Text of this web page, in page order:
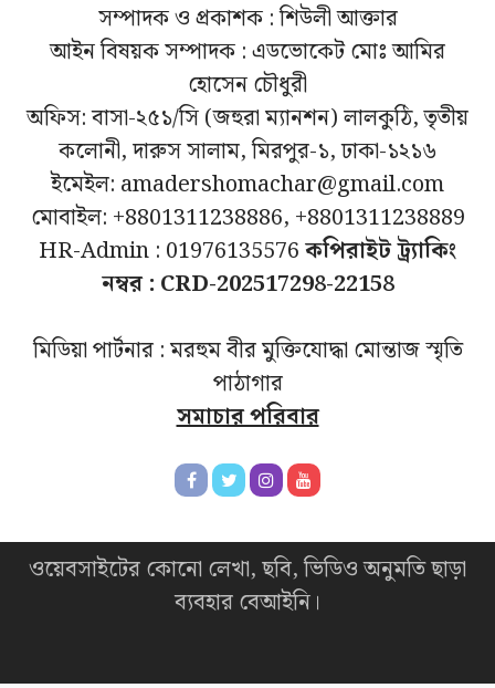
সম্পাদক ও প্রকাশক : শিউলী আক্তার
আইন বিষয়ক সম্পাদক : এডভোকেট মোঃ আমির
হোসেন চৌধুরী
অফিস: বাসা-২৫১/সি (জহুরা ম্যানশন) লালকুঠি, তৃতীয়
কলোনী, দারুস সালাম, মিরপুর-১, ঢাকা-১২১৬
ইমেইল: amadershomachar@gmail.com
মোবাইল: +8801311238886, +8801311238889
HR-Admin : 01976135576কপিরাইট ট্র্যাকিং
নম্বর : CRD-202517298-22158
মিডিয়া পার্টনার : মরহুম বীর মুক্তিযোদ্ধা মোন্তাজ স্মৃতি
পাঠাগার
সমাচার পরিবার
ওয়েবসাইটের কোনো লেখা, ছবি, ভিডিও অনুমতি ছাড়া
ব্যবহার বেআইনি।